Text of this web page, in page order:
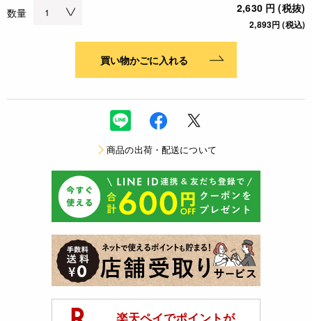
数量 2,630 円 (税抜)
2,893円 (税込)
買い物かごに入れる
商品の出荷・配送について